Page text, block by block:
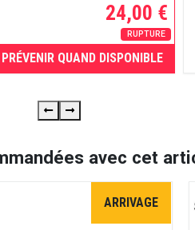
24,00 €
RUPTURE
PRÉVENIR QUAND DISPONIBLE
avec cet
ARRIVAGE